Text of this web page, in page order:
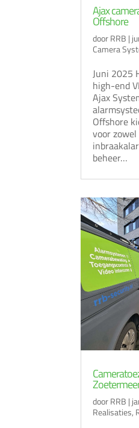
Ajax
Offshore
doorRRB |
Camera
Juni 2025
high-end
Ajax
Offshore
voor
beheer…
doorRRB |
Realisaties,